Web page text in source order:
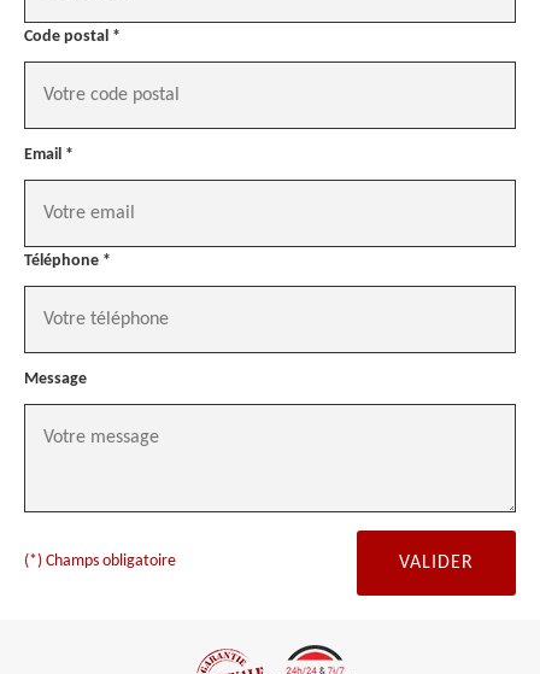
Code postal *
Email *
Téléphone *
Message
(*) Champs obligatoire